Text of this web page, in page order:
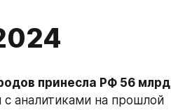
принесла РФ 56 млрд
аналитиками на прошлой